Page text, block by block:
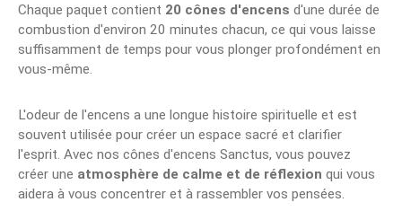
Chaque paquet contient 20 cônes d'encens d'une durée de
combustion d'environ 20 minutes chacun, ce qui vous laisse
suffisamment de temps pour vous plonger profondément en
vous-même.
L'odeur de l'encens a une longue histoire spirituelle et est
souvent utilisée pour créer un espace sacré et clarifier
l'esprit. Avec nos cônes d'encens Sanctus, vous pouvez
créer une atmosphère de calme et de réflexion qui vous
aidera à vous concentrer et à rassembler vos pensées.